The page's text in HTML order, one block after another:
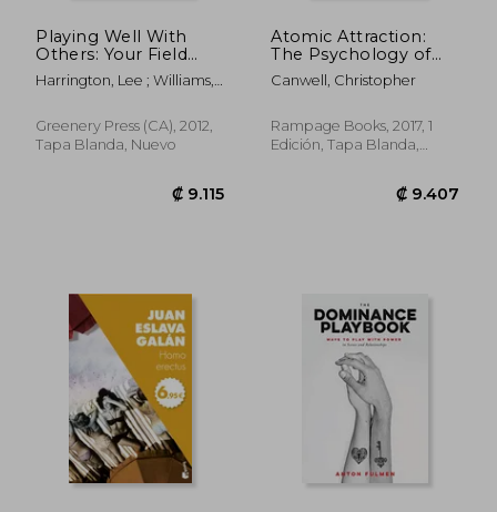
₡ 11.121
Playing Well With
Others: Your Field
Guide to Discovering,
Exploring and
Leather and Bdsm
Communities (en
Harrington, Lee ; Williams,
Greenery Press (CA), 2012,
Tapa Blanda, Nuevo
Atomic Attraction:
The Psychology of
Attraction (en Inglés)
Canwell, Christopher
Rampage Books, 2017, 1
Edición, Tapa Blanda,